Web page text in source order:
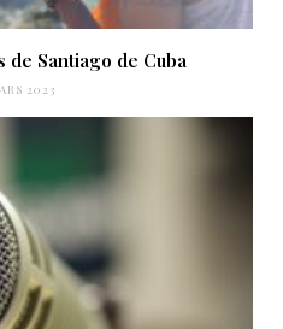
Santiago de Cuba
2023